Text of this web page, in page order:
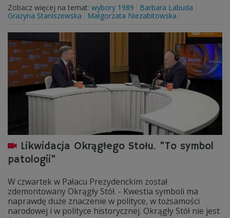
Zobacz więcej na temat: wybory 1989
Barbara Labuda
Grażyna Staniszewska
Małgorzata Niezabitowska
Likwidacja Okrągłego Stołu. "To symbol
patologii"
W czwartek w Pałacu Prezydenckim został
zdemontowany Okrągły Stół. - Kwestia symboli ma
naprawdę duże znaczenie w polityce, w tożsamości
narodowej i w polityce historycznej. Okrągły Stół nie jest